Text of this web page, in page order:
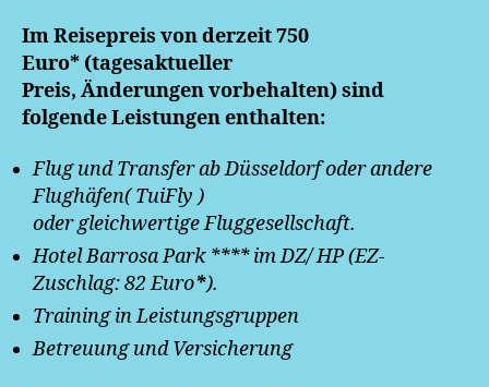
Im Reisepreis von derzeit 750
Euro* (tagesaktueller
Preis, Änderungen vorbehalten) sind
folgende Leistungen enthalten:
Flug und Transfer ab Düsseldorf oder andere
Flughäfen( TuiFly )
oder gleichwertige Fluggesellschaft.
Hotel Barrosa Park **** im DZ/ HP (EZ-
Zuschlag: 82 Euro*).
Training in Leistungsgruppen
Betreuung und Versicherung